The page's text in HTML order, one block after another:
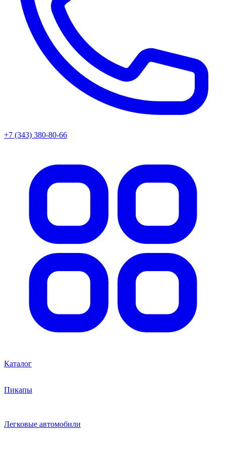
+7 (343) 380-80-66
Каталог
Пикапы
Легковые автомобили